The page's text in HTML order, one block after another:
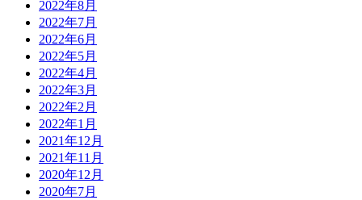
2022年8月
2022年7月
2022年6月
2022年5月
2022年4月
2022年3月
2022年2月
2022年1月
2021年12月
2021年11月
2020年12月
2020年7月